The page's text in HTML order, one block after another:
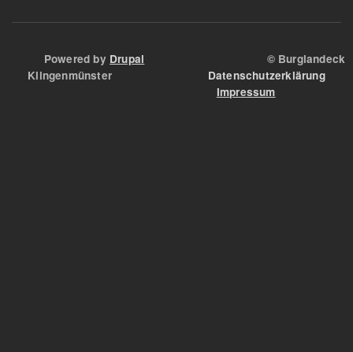
Powered by Drupal © Burglandeck
Klingenmünster Datenschutzerklärung
Impressum